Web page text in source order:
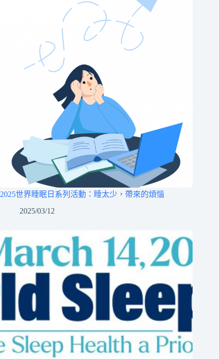
2025世界睡眠日系列活動：睡太少，帶來的煩惱
2025/03/12